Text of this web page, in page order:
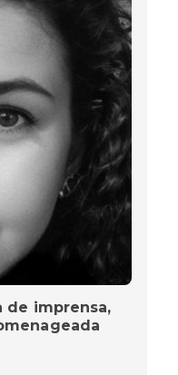
de imprensa,